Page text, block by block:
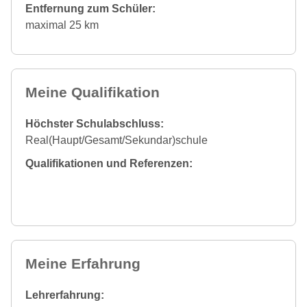
Entfernung zum Schüler:
maximal 25 km
Meine Qualifikation
Höchster Schulabschluss:
Real(Haupt/Gesamt/Sekundar)schule
Qualifikationen und Referenzen:
Meine Erfahrung
Lehrerfahrung: